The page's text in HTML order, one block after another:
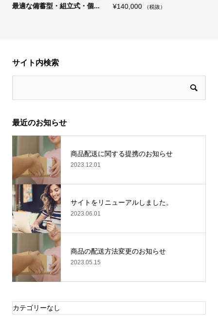
・組立式・個...
¥140,000 （税抜）
サイト内検索
最近のお知らせ
商品配送に関する提携のお知らせ
2023.12.01
サイトをリニューアルしました。
2023.06.01
商品の配送方法変更のお知らせ
2023.05.15
カテゴリーなし